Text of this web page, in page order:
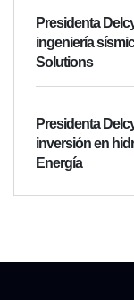
Presidenta
ingeniería
Solutions
Presidenta
inversión en
Energía